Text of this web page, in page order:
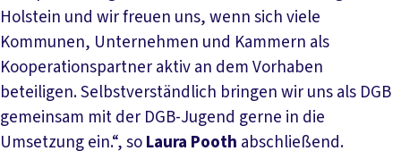
Holstein und wir freuen uns, wenn sich viele
Kommunen, Unternehmen und Kammern als
Kooperationspartner aktiv an dem Vorhaben
beteiligen. Selbstverständlich bringen wir uns als DGB
gemeinsam mit der DGB-Jugend gerne in die
Umsetzung ein.“, soLaura Pooth abschließend.